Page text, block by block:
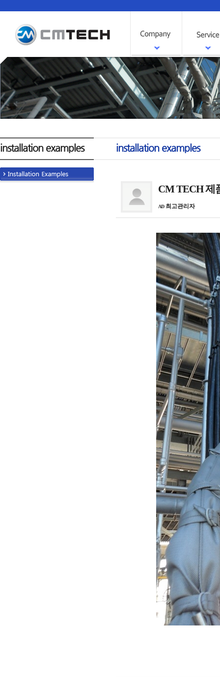
installation examples installation examples
CM TECH 제
AD 최고관리자